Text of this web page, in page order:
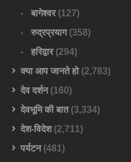
बागेश्वर(127)
रुद्रप्रयाग(358)
हरिद्वार(294)
क्या आप जानते हो(2,783)
देव दर्शन(160)
देवभूमि की बात(3,334)
देश-विदेश(2,711)
पर्यटन(481)